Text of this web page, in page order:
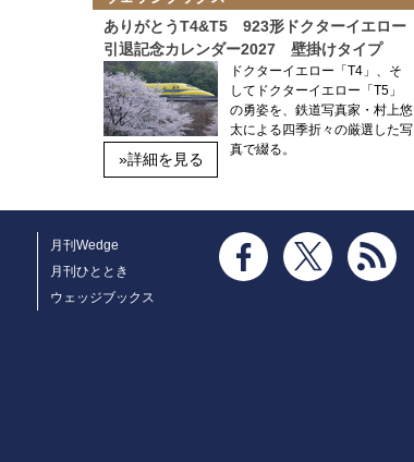
ありがとうT4&T5 923形ドクターイエロー
引退記念カレンダー2027 壁掛けタイプ
»詳細を見る
ドクターイエロー「T4」、そ
してドクターイエロー「T5」
の勇姿を、鉄道写真家・村上悠
太による四季折々の厳選した写
真で綴る。
月刊Wedge
月刊ひととき
ウェッジブックス